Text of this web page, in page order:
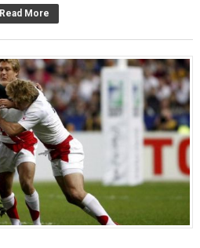
Read More